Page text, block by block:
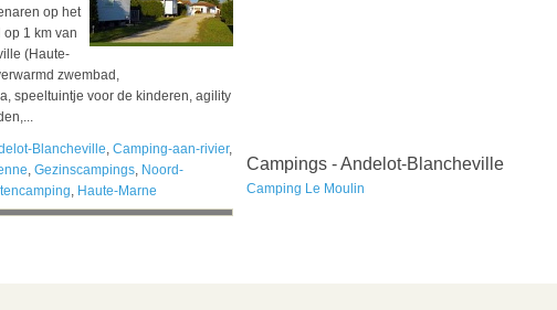
op het
op 1 km van
(Haute-
zwembad,
speeltuintje voor de kinderen, agility
Blancheville, Camping-aan-rivier,
, Gezinscampings, Noord-
, Haute-Marne
Campings - Andelot-Blancheville
Camping Le Moulin